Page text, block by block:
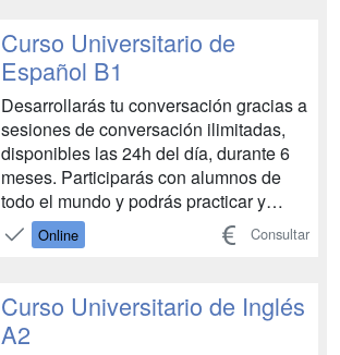
y pronunciaciones. Además, podrás
mejorar tu niv...
Curso Universitario de
Español B1
Desarrollarás tu conversación gracias a
sesiones de conversación ilimitadas,
disponibles las 24h del día, durante 6
meses. Participarás con alumnos de
todo el mundo y podrás practicar y
aprender diferentes acentos y
pronunciaciones. Además, podrás
castellano gracias a las clases
explicativas y el material de ap...
Online Consultar
Curso Universitario de Inglés
A2